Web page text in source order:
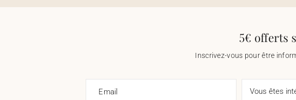
5€ offerts
Inscrivez-vous pour être
Email